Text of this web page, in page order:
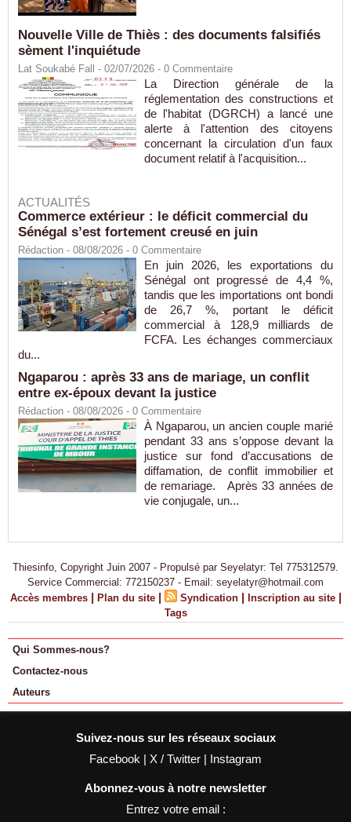
Nouvelle Ville de Thiès : des documents falsifiés
sèment l'inquiétude
Lat Soukabé Fall - 02/07/2026 - 0 Commentaire
La Direction générale de la
réglementation des constructions et
de l'habitat (DGRCH) a lancé une
alerte à l'attention des citoyens
concernant la circulation d'un faux
document relatif à l'acquisition...
ACTUALITÉS
Commerce extérieur : le déficit commercial du
Sénégal s’est fortement creusé en juin
Rédaction - 08/08/2026 - 0 Commentaire
En juin 2026, les exportations du
Sénégal ont progressé de 4,4 %,
tandis que les importations ont bondi
de 26,7 %, portant le déficit
commercial à 128,9 milliards de
FCFA. Les échanges commerciaux
du...
Ngaparou : après 33 ans de mariage, un conflit
entre ex-époux devant la justice
Rédaction - 08/08/2026 - 0 Commentaire
À Ngaparou, un ancien couple marié
pendant 33 ans s’oppose devant la
justice sur fond d’accusations de
diffamation, de conflit immobilier et
de remariage. Après 33 années de
vie conjugale, un...
Thiesinfo, Copyright Juin 2007 - Propulsé par Seyelatyr: Tel 775312579.
Service Commercial: 772150237 - Email: seyelatyr@hotmail.com
Accès membres | Plan du site | Syndication | Inscription au site |
Tags
Qui Sommes-nous?
Contactez-nous
Auteurs
Suivez-nous sur les réseaux sociaux
Facebook | X / Twitter | Instagram
Abonnez-vous à notre newsletter
Entrez votre email :